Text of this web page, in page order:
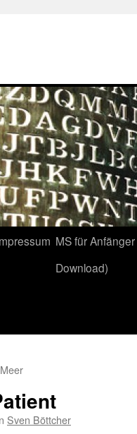
MS für
Download)
Sven Böttcher